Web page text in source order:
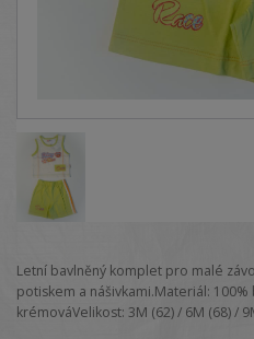
Letní bavlněný komplet pro malé
potiskem a nášivkami.Materiál: 100%
krémováVelikost: 3M (62) / 6M (68) /